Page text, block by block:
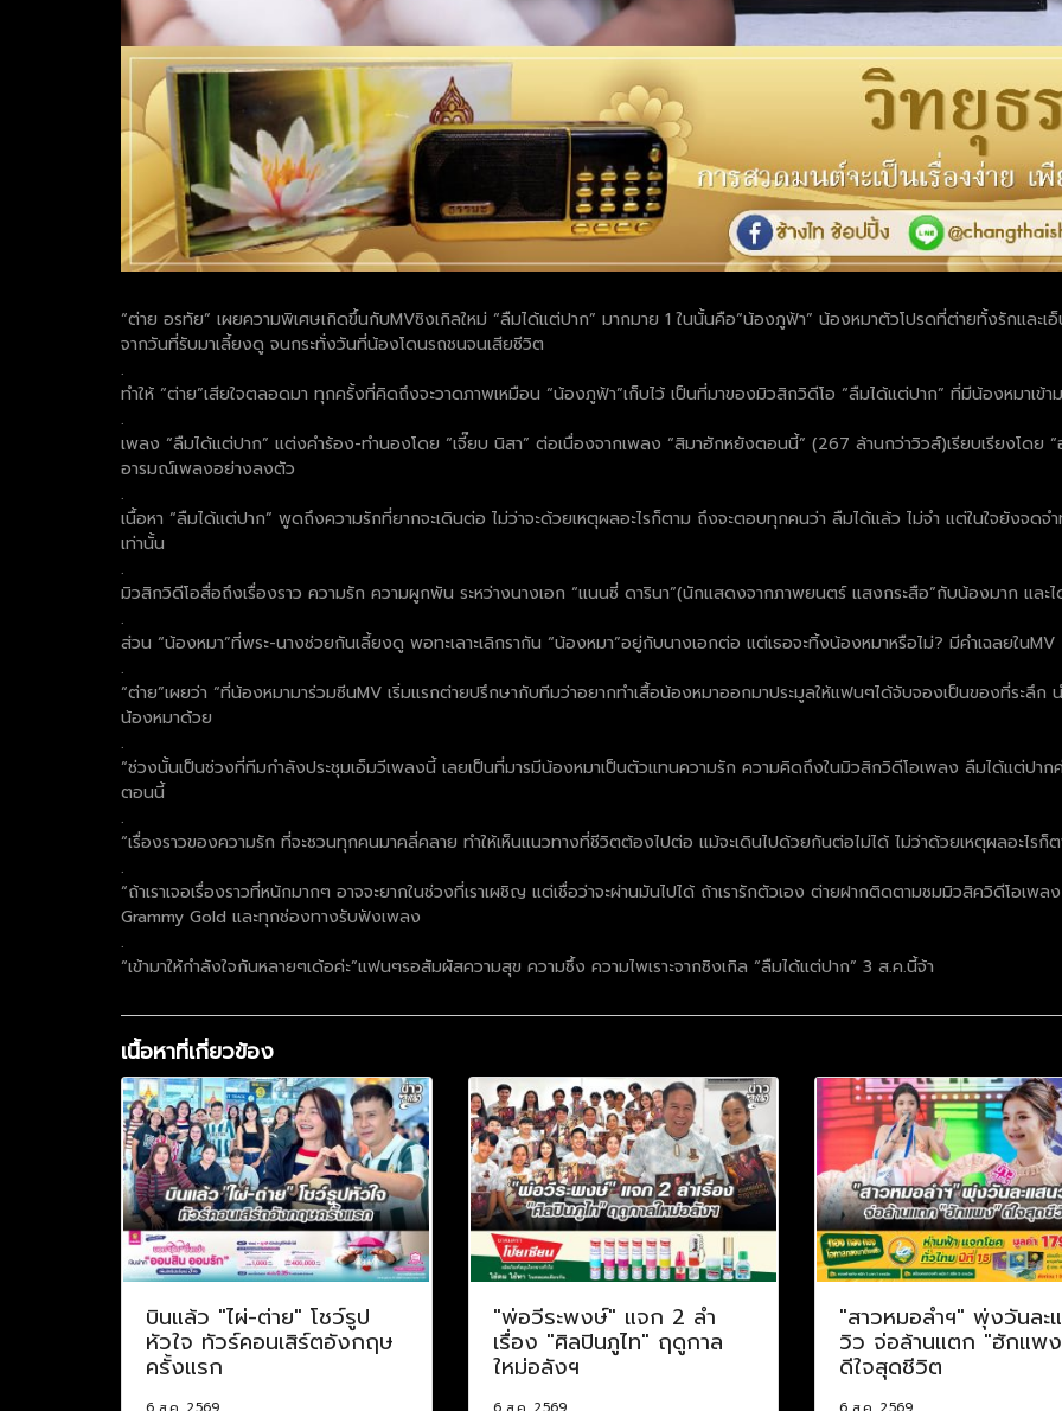
“ต่าย อรทัย” เผยความพิเศษเกิดขึ้นกับMVซิงเกิลใหม่ “ลืมได้แต่ปาก” มากมาย 1 ในนั้นคือ“น้องภูฟ้า” น้องหมาตัวโปรดที่ต่ายทั้งรักและเ
จากวันที่รับมาเลี้ยงดู จนกระทั่งวันที่น้องโดนรถชนจนเสียชีวิต
.
ทำให้ “ต่าย”เสียใจตลอดมา ทุกครั้งที่คิดถึงจะวาดภาพเหมือน “น้องภูฟ้า”เก็บไว้ เป็นที่มาของมิวสิกวิดีโอ “ลืมได้แต่ปาก” ที่มีน้องหมาเข้า
.
เพลง “ลืมได้แต่ปาก” แต่งคำร้อง-ทำนองโดย “เจี๊ยบ นิสา” ต่อเนื่องจากเพลง “สิมาฮักหยังตอนนี้” (267 ล้านกว่าวิวส์)เรียบเรียงโดย
อารมณ์เพลงอย่างลงตัว
.
เนื้อหา “ลืมได้แต่ปาก” พูดถึงความรักที่ยากจะเดินต่อ ไม่ว่าจะด้วยเหตุผลอะไรก็ตาม ถึงจะตอบทุกคนว่า ลืมได้แล้ว ไม่จำ แต่ในใจยังจดจ
เท่านั้น
.
มิวสิกวิดีโอสื่อถึงเรื่องราว ความรัก ความผูกพัน ระหว่างนางเอก “แนนซี่ ดารินา”(นักแสดงจากภาพยนตร์ แสงกระสือ”กับน้องมาก แล
.
ส่วน “น้องหมา”ที่พระ-นางช่วยกันเลี้ยงดู พอทะเลาะเลิกรากัน “น้องหมา”อยู่กับนางเอกต่อ แต่เธอจะทิ้งน้องหมาหรือไม่? มีคำเฉลยในMV
.
“ต่าย”เผยว่า “ที่น้องหมามาร่วมซีนMV เริ่มแรกต่ายปรึกษากับทีมว่าอยากทำเสื้อน้องหมาออกมาประมูลให้แฟนๆได้จับจองเป็นของที่ระลึ
น้องหมาด้วย
.
“ช่วงนั้นเป็นช่วงที่ทีมกำลังประชุมเอ็มวีเพลงนี้ เลยเป็นที่มารมีน้องหมาเป็นตัวแทนความรัก ความคิดถึงในมิวสิกวิดีโอเพลง ลืมได้แต่ป
ตอนนี้
.
“เรื่องราวของความรัก ที่จะชวนทุกคนมาคลี่คลาย ทำให้เห็นแนวทางที่ชีวิตต้องไปต่อ แม้จะเดินไปด้วยกันต่อไม่ได้ ไม่ว่าด้วยเหตุผลอะไรก็
.
“ถ้าเราเจอเรื่องราวที่หนักมากๆ อาจจะยากในช่วงที่เราเผชิญ แต่เชื่อว่าจะผ่านมันไปได้ ถ้าเรารักตัวเอง ต่ายฝากติดตามชมมิวสิควิดีโอ
Grammy Gold และทุกช่องทางรับฟังเพลง
.
“เข้ามาให้กำลังใจกันหลายๆเด้อค่ะ”แฟนๆรอสัมผัสความสุข ความซึ้ง ความไพเราะจากซิงเกิล “ลืมได้แต่ปาก” 3 ส.ค.นี้จ้า
เนื้อหาที่เกี่ยวข้อง
บินแล้ว "ไผ่-ต่าย" โชว์รูป
หัวใจ ทัวร์คอนเสิร์ตอังกฤษ
ครั้งแรก
"พ่อวีระพงษ์" แจก 2 ลำ
เรื่อง "ศิลปินภูไท" ฤดูกาล
ใหม่อลังฯ
"สาวหมอลำฯ" พุ่งวันละ
วิว จ่อล้านแตก "ฮักแพ
ดีใจสุดชีวิต